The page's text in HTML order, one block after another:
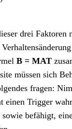
drei Faktoren
B = MAT
müssen sich
fragen:
einen Trigger
befähigt,